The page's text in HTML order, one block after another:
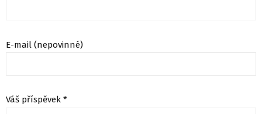
E-mail (nepovinné)
Váš příspěvek *